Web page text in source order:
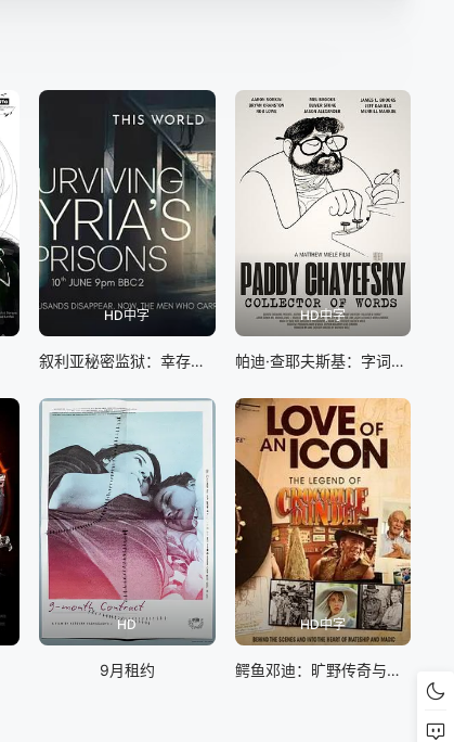
HD中字
叙利亚秘密监狱：幸存者的控诉
HD中字
帕迪·查耶夫斯基：字词收藏家
HD
9月租约
HD中字
鳄鱼邓迪：旷野传奇与浪漫之歌